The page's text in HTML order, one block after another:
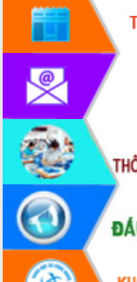
Khơi thông điểm nghẽn, đẩy nhanh
giải ngân vốn khắc phục thiên tai
HĐND tỉnh thông qua điều chỉnh Quy
hoạch tỉnh thời kỳ 2021-2030
Hội thảo góp ý hồ sơ điều chỉnh quy
hoạch tỉnh Đắk Lắk thời kỳ 2021-
tầm nhìn đến năm 2050
Nâng cao hiệu quả hoạt động của các
doanh nghiệp nhà nước
Hội nghị triển khai kết nối mạng
truyền số liệu chuyên dùng phục vụ
quan Đảng, Nhà nước
Lễ phát động chuỗi hoạt động chung
tay làm sạch môi trường
Xã Ea Kar bước chuyển mình trong
công tác cải cách hành chính mô
mới
UBND tỉnh họp báo định kỳ tháng 4
năm 2026